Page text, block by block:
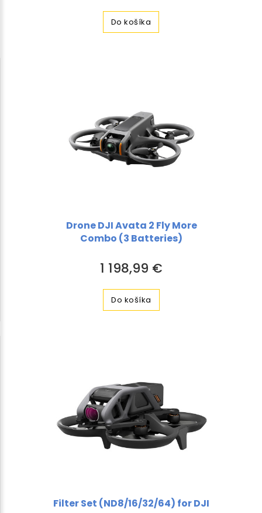
Do košíka
Drone DJI Avata 2 Fly More
Combo (3 Batteries)
1 198,99 €
Do košíka
Filter Set (ND8/16/32/64) for DJI